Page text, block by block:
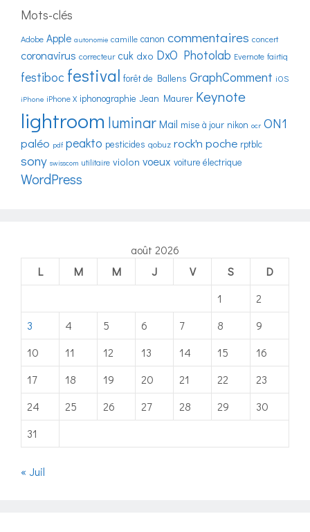
Mots-clés
Adobe Apple autonomie camille canon commentaires concert
coronavirus correcteur cuk dxo DxO Photolab Evernote fairtiq
festiboc festival forêt de Ballens GraphComment iOS
iPhone iPhone X iphonographie Jean Maurer Keynote
lightroom luminar Mail mise à jour nikon ocr ON1
paléo pdf peakto pesticides qobuz rock'n poche rptblc
sony swisscom utilitaire violon voeux voiture électrique
WordPress
août 2026
L
M M J V S
D
1
2
3
4 5 6 7 8
9
10
11 12 13 14 15
16
17
18 19 20 21 22
23
24
25 26 27 28 29
30
31
« Juil